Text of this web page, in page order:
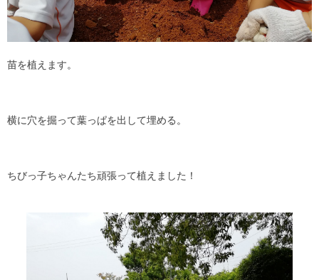
苗を植えます。
横に穴を掘って葉っぱを出して埋める。
ちびっ子ちゃんたち頑張って植えました！